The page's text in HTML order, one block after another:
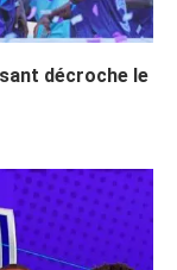
décroche le